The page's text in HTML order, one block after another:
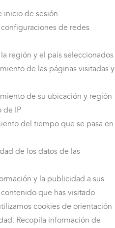
inicio de sesión
de redes
región y el país seleccionados
de las páginas visitadas y
de su ubicación y región
de IP
del tiempo que se pasa en
de los datos de las
y la publicidad a sus
que has visitado
cookies de orientación
Recopila información de